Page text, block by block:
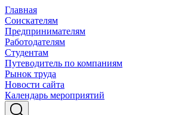
Главная
Соискателям
Предпринимателям
Работодателям
Студентам
Путеводитель по компаниям
Рынок труда
Новости сайта
Календарь мероприятий